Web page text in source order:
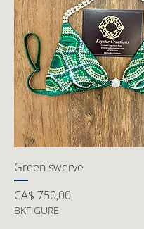
Green swerve
Preço
CA$ 750,00
BKFIGURE